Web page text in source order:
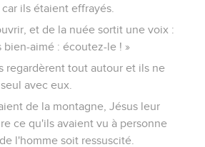
ils étaient effrayés.
et de la nuée sortit une voix :
bien-aimé : écoutez-le ! »
regardèrent tout autour et ils ne
avec eux.
de la montagne, Jésus leur
ce qu'ils avaient vu à personne
l'homme soit ressuscité.